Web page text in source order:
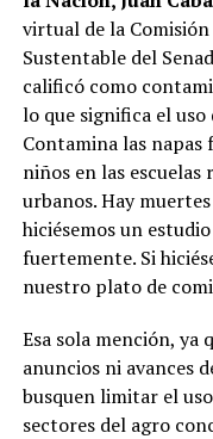
virtual de la
Sustentable del
calificó como
lo que significa el
Contamina las napas
niños en las
urbanos. Hay
hiciésemos un
fuertemente. Si
nuestro plato de
Esa sola mención,
anuncios ni avances
busquen limitar el
sectores del agro